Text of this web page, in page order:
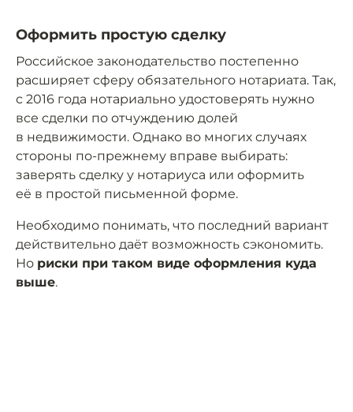
Оформить простую сделку
Российское законодательство постепенно
расширяет сферу обязательного нотариата. Так,
с 2016 года нотариально удостоверять нужно
все сделки по отчуждению долей
в недвижимости. Однако во многих случаях
стороны по-прежнему вправе выбирать:
заверять сделку у нотариуса или оформить
её в простой письменной форме.
Необходимо понимать, что последний вариант
действительно даёт возможность сэкономить.
Но риски при таком виде оформления куда
выше.